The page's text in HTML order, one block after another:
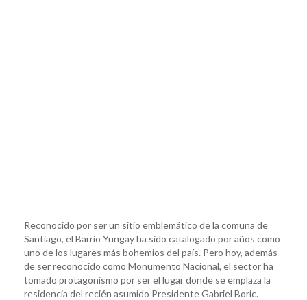
Reconocido por ser un sitio emblemático de la comuna de
Santiago, el Barrio Yungay ha sido catalogado por años como
uno de los lugares más bohemios del país. Pero hoy, además
de ser reconocido como Monumento Nacional, el sector ha
tomado protagonismo por ser el lugar donde se emplaza la
residencia del recién asumido Presidente Gabriel Boric.